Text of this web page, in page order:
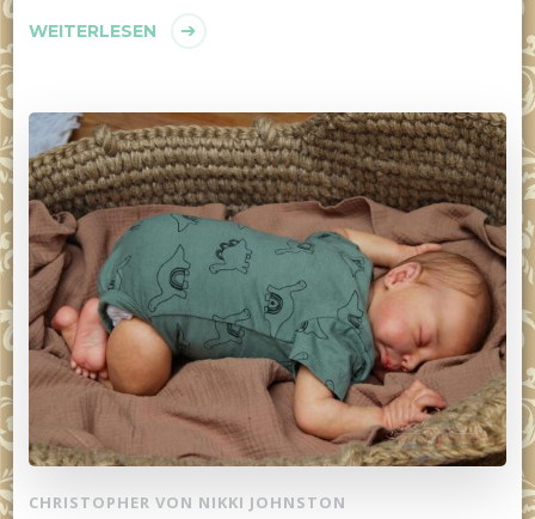
WEITERLESEN
CHRISTOPHER VON NIKKI JOHNSTON